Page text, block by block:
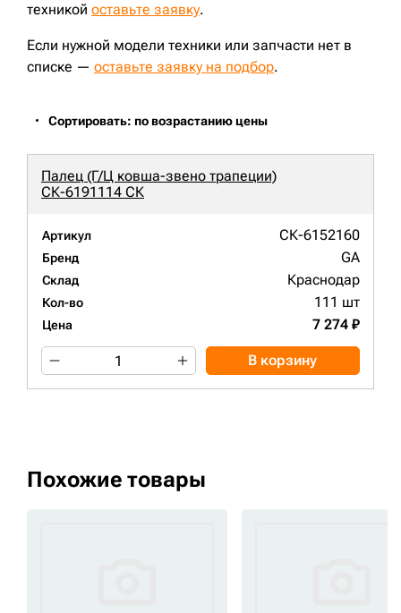
техникой оставьте заявку.
Если нужной модели техники или запчасти нет в
списке — оставьте заявку на подбор.
Сортировать: по возрастанию цены
Палец (Г/Ц ковша-звено трапеции)
СК-6191114 СК
Артикул СК-6152160
Бренд GA
Склад Краснодар
Кол-во 111 шт
Цена 7 274 ₽
В корзину
Похожие товары